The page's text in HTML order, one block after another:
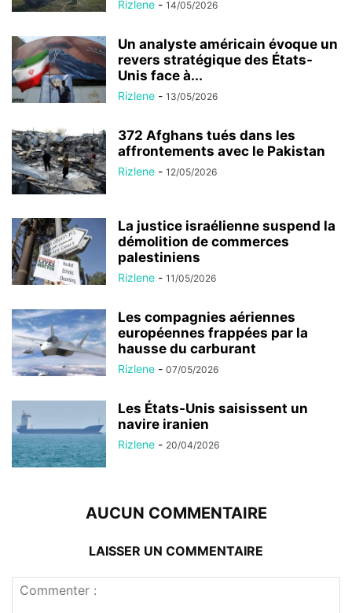
Rizlene - 14/05/2026
Un analyste américain évoque un
revers stratégique des États-
Unis face à...
Rizlene - 13/05/2026
372 Afghans tués dans les
affrontements avec le Pakistan
Rizlene - 12/05/2026
La justice israélienne suspend la
démolition de commerces
palestiniens
Rizlene - 11/05/2026
Les compagnies aériennes
européennes frappées par la
hausse du carburant
Rizlene - 07/05/2026
Les États-Unis saisissent un
navire iranien
Rizlene - 20/04/2026
AUCUN COMMENTAIRE
LAISSER UN COMMENTAIRE